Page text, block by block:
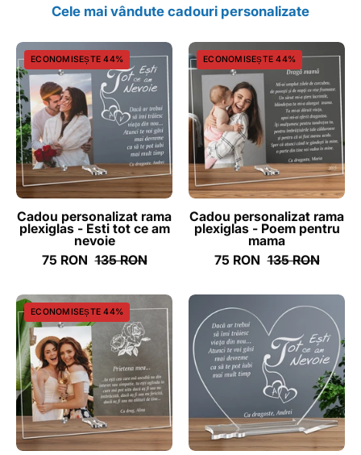
Cele mai vândute cadouri personalizate
Cadou
personalizat
rama
plexiglas
tot
ce
am
nevoie
-
ECONOMISEȘTE 44%
Cadou personalizat rama
plexiglas - Esti tot ce am
nevoie
75 RON 135 RON
Cadou
personalizat
rama
plexiglas
Poem
pentru
mama
-
ghizbi.ro
ECONOMISEȘTE 44%
Cadou personalizat rama
plexiglas - Poem pentru
mama
75 RON 135 RON
Cadou
personalizat
rama
plexiglas
-
Prietena
mea
ECONOMISEȘTE 44%
Cadou
personalizat
placheta
plexiglas
inima
Esti
tot